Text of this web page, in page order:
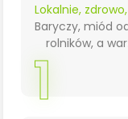
Lokalnie,
Baryczy, miód
rolników, a
1